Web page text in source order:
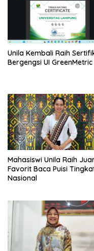
Unila Kembali Raih
Bergengsi UI GreenMetric
Mahasiswi Unila Raih
Favorit Baca Puisi
Nasional